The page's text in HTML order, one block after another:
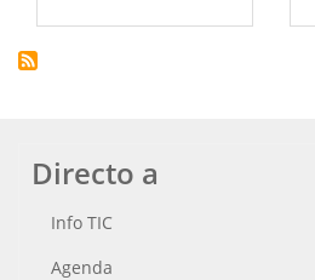
Directo a
Info TIC
Agenda